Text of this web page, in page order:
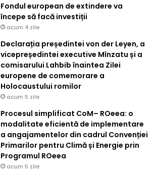
Fondul european de extindere va
începe să facă investiții
acum 4 zile
Declarația președintei von der Leyen, a
vicepreședintei executive Mînzatu și a
comisarului Lahbib înaintea Zilei
europene de comemorare a
Holocaustului romilor
acum 5 zile
Procesul simplificat CoM– ROeea: o
modalitate eficientă de implementare
a angajamentelor din cadrul Convenției
Primarilor pentru Climă și Energie prin
Programul ROeea
acum 5 zile